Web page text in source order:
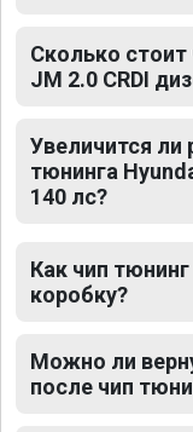
Сколько стоит
JM 2.0 CRDI
Увеличится ли
тюнинга
140 лс?
Как чип
коробку?
Можно ли
после чип